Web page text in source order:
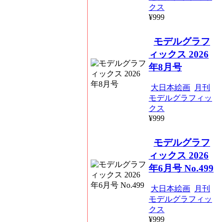
クス
¥999
モデルグラフ
ィックス 2026
年8月号
大日本絵画
月刊
モデルグラフィッ
クス
¥999
モデルグラフ
ィックス 2026
年6月号 No.499
大日本絵画
月刊
モデルグラフィッ
クス
¥999